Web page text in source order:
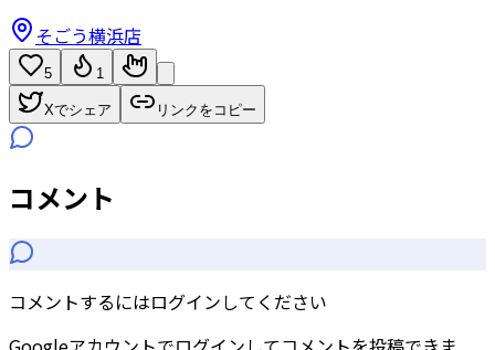
そごう横浜店
5 1
Xでシェア リンクをコピー
コメント
コメントするにはログインしてください